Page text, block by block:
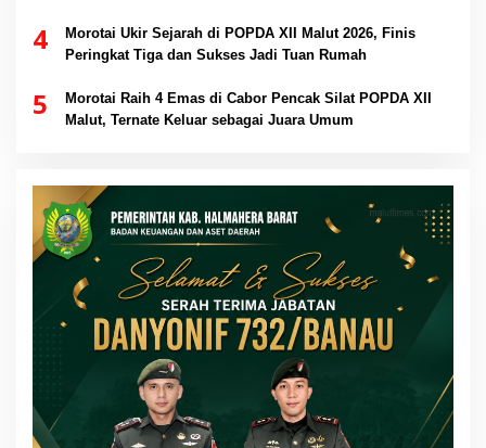
4
Morotai Ukir Sejarah di POPDA XII Malut 2026, Finis
Peringkat Tiga dan Sukses Jadi Tuan Rumah
5
Morotai Raih 4 Emas di Cabor Pencak Silat POPDA XII
Malut, Ternate Keluar sebagai Juara Umum